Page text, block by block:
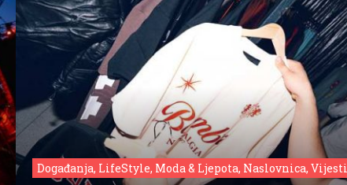
Događanja, LifeStyle, Moda & Ljepota, Naslovnica, Vijesti